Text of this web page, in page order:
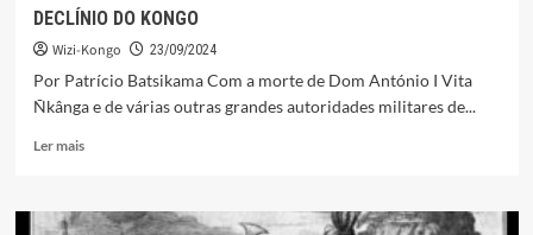
DECLÍNIO DO KONGO
Wizi-Kongo 23/09/2024
Por Patrício Batsikama Com a morte de Dom António I Vita
Ñkânga e de várias outras grandes autoridades militares de...
Ler maisLeia
DECLÍNIO